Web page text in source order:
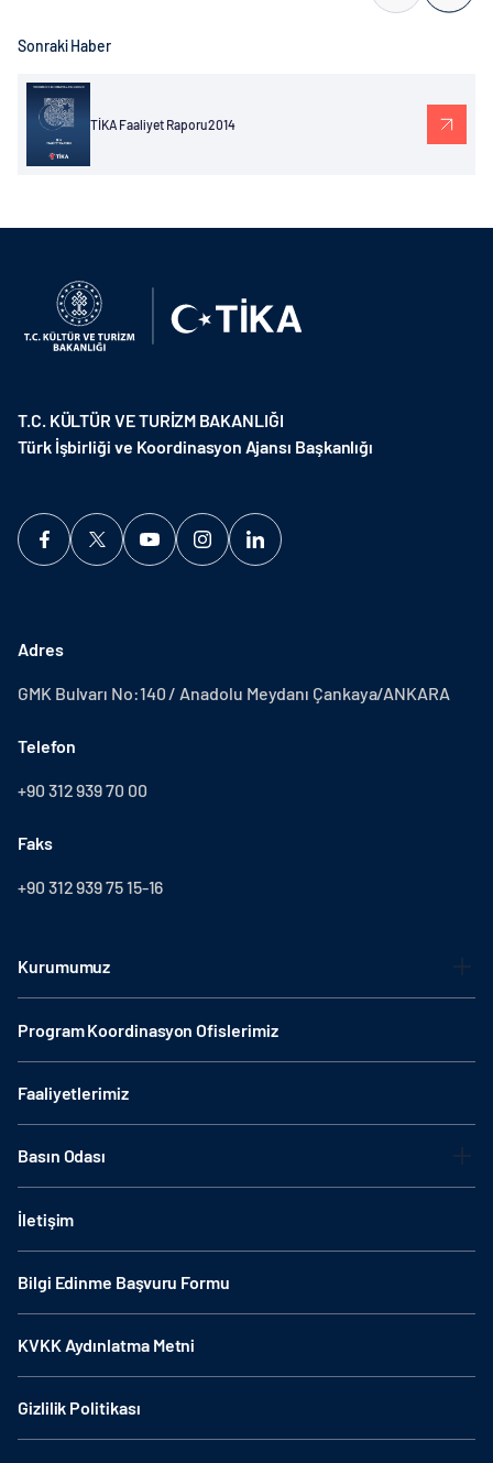
Sonraki Haber
TİKA Faaliyet Raporu 2014
T.C. KÜLTÜR VE TURİZM BAKANLIĞI
Türk İşbirliği ve Koordinasyon Ajansı Başkanlığı
Adres
GMK Bulvarı No:140 / Anadolu Meydanı Çankaya/ANKARA
Telefon
+90 312 939 70 00
Faks
+90 312 939 75 15-16
Kurumumuz
Program Koordinasyon Ofislerimiz
Faaliyetlerimiz
Basın Odası
İletişim
Bilgi Edinme Başvuru Formu
KVKK Aydınlatma Metni
Gizlilik Politikası